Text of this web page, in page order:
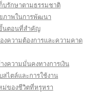
บรักษาตามธรรมชาติ
ภาพในการพัฒนา
นตอนที่สำคัญ
ความต้องการและความคาด
งความมั่นคงทางการเงิน
สไตล์และการใช้งาน
ของชีวิตที่หรูหรา